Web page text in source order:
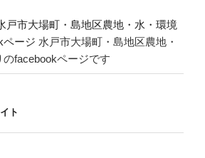
戸市大場町・島地区農地・水・環境
ページ 水戸市大場町・島地区農地・
facebookページです
ト